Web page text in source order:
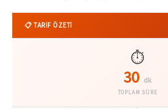
📋 TARİF ÖZETİ
⏱️
30 dk
TOPLAM SÜRE